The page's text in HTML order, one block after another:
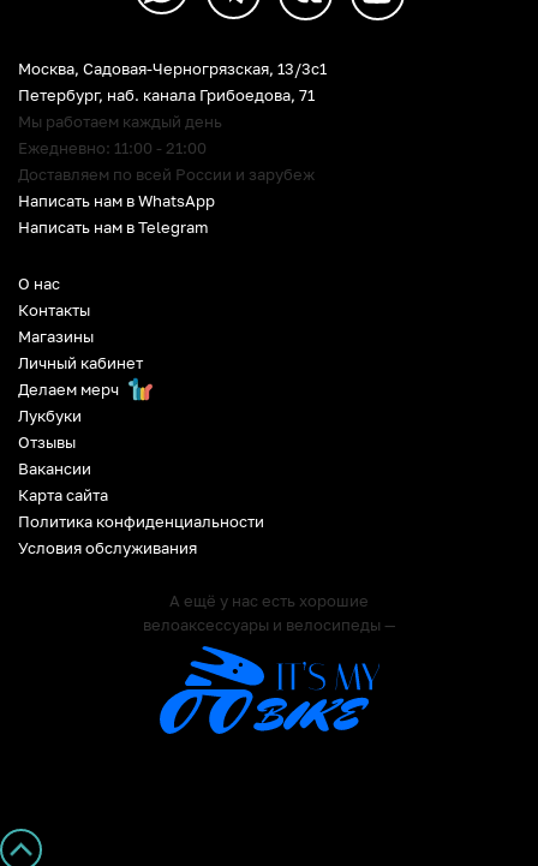
О нас
Контакты
Магазины
Личный кабинет
Делаем мерч
Лукбуки
Отзывы
Вакансии
Карта сайта
Политика конфиденциальности
Условия обслуживания
А ещё у нас есть хорошие
велоаксессуары и велосипеды —
Москва, Садовая-Черногрязская, 13/3c1
Петербург, наб. канала Грибоедова, 71
Мы работаем каждый день
Ежедневно: 11:00 - 21:00
Доставляем по всей России и зарубеж
Написать нам в WhatsApp
Написать нам в Telegram